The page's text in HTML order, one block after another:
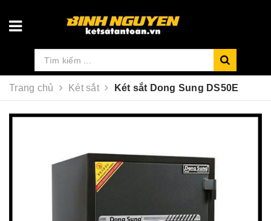
Trang chủ Két sắt Két sắt Dong Sung DS50E